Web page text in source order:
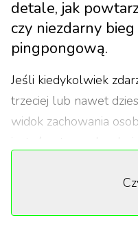
detale, jak
czy niezdarny bieg
pingpongową.
Jeśli kiedykolwiek
trzeciej lub nawet
widok zachowania
jesteś w tym
pojawia się, gdy